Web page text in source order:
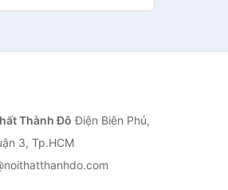
Thành Đô Điện Biên Phủ,
3, Tp.HCM